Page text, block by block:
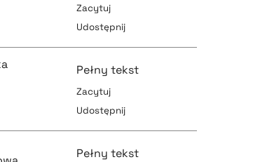
pobierz cytat
Zacytuj
Udostępnij
pobierz cytat
Pełny tekst
Zacytuj
Udostępnij
Pełny tekst